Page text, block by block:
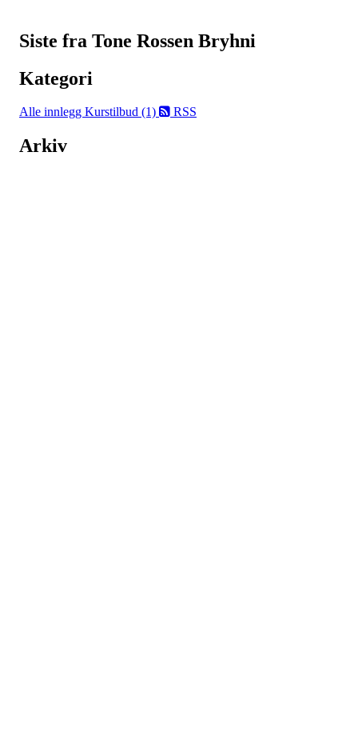
Siste fra Tone Rossen Bryhni
Kategori
Alle innlegg Kurstilbud (1) RSS
Arkiv